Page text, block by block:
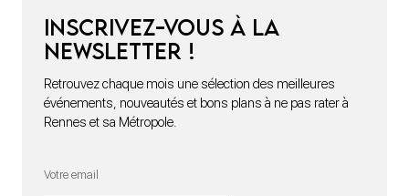
Inscrivez-vous à la
newsletter !
Retrouvez chaque mois une sélection des meilleures
événements, nouveautés et bons plans à ne pas rater à
Rennes et sa Métropole.